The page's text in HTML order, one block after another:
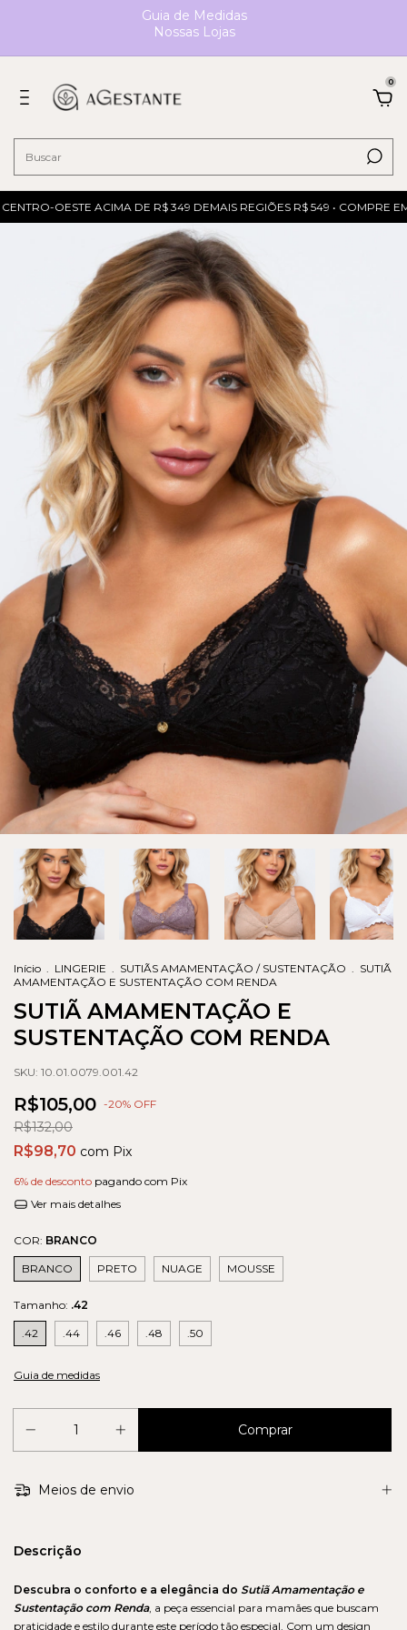
Guia de Medidas
Nossas Lojas
0
OESTE ACIMA DE R$ 349 DEMAIS REGIÕES R$ 549 • COMPRE
Início . LINGERIE . SUTIÃS AMAMENTAÇÃO / SUSTENTAÇÃO . SUTIÃ
AMAMENTAÇÃO E SUSTENTAÇÃO COM RENDA
SUTIÃ AMAMENTAÇÃO E
SUSTENTAÇÃO COM RENDA
SKU: 10.01.0079.001.42
R$105,00 -20% OFF
R$132,00
R$98,70 com Pix
6% de desconto pagando com Pix
Ver mais detalhes
COR: BRANCO
BRANCO PRETO NUAGE MOUSSE
Tamanho: .42
.42 .44 .46 .48 .50
Guia de medidas
Meios de envio
Descrição
Descubra o conforto e a elegância do Sutiã Amamentação e
Sustentação com Renda, a peça essencial para mamães que buscam
praticidade e estilo durante este período tão especial. Com um design